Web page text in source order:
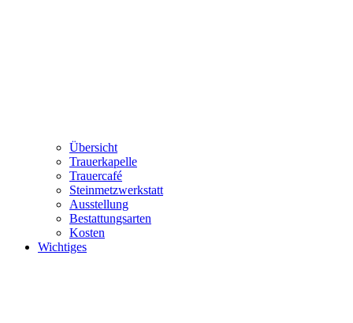
Übersicht
Trauerkapelle
Trauercafé
Steinmetzwerkstatt
Ausstellung
Bestattungsarten
Kosten
Wichtiges